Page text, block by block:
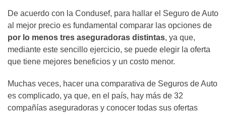
De acuerdo con la Condusef, para hallar el Seguro de Auto
al mejor precio es fundamental comparar las opciones de
por lo menos tres aseguradoras distintas, ya que,
mediante este sencillo ejercicio, se puede elegir la oferta
que tiene mejores beneficios y un costo menor.
Muchas veces, hacer una comparativa de Seguros de Auto
es complicado, ya que, en el país, hay más de 32
compañías aseguradoras y conocer todas sus ofertas